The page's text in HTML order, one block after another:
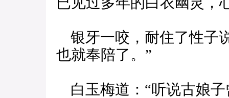
银牙一咬，耐住了性子
也就奉陪了。”
白玉梅道：“听说古娘